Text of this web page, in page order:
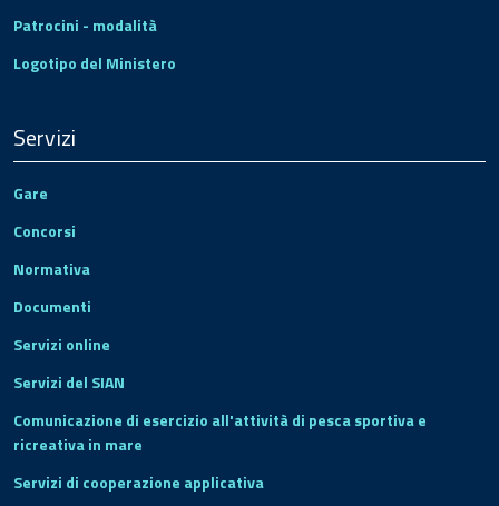
Patrocini - modalità
Logotipo del Ministero
Servizi
Gare
Concorsi
Normativa
Documenti
Servizi online
Servizi del SIAN
Comunicazione di esercizio all'attività di pesca sportiva e
ricreativa in mare
Servizi di cooperazione applicativa